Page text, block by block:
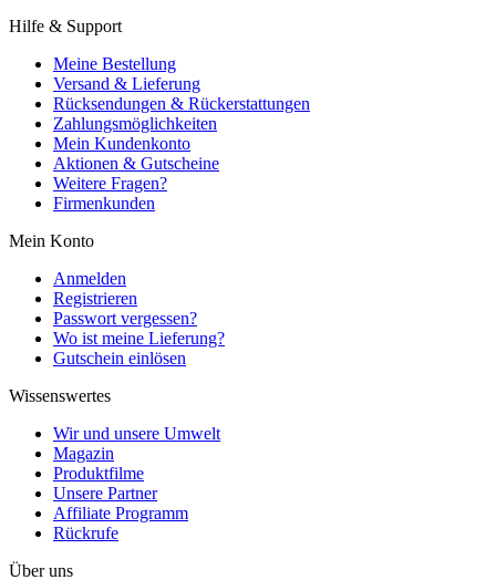
Hilfe & Support
Meine Bestellung
Versand & Lieferung
Rücksendungen & Rückerstattungen
Zahlungsmöglichkeiten
Mein Kundenkonto
Aktionen & Gutscheine
Weitere Fragen?
Firmenkunden
Mein Konto
Anmelden
Registrieren
Passwort vergessen?
Wo ist meine Lieferung?
Gutschein einlösen
Wissenswertes
Wir und unsere Umwelt
Magazin
Produktfilme
Unsere Partner
Affiliate Programm
Rückrufe
Über uns